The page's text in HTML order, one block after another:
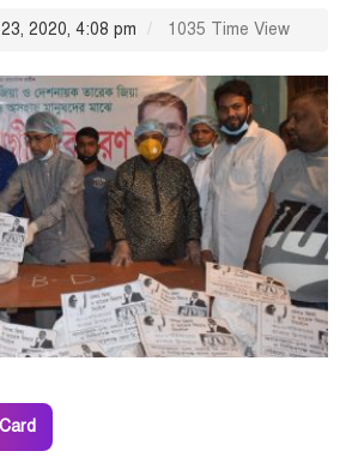
2020, 4:08 pm 1035 Time View